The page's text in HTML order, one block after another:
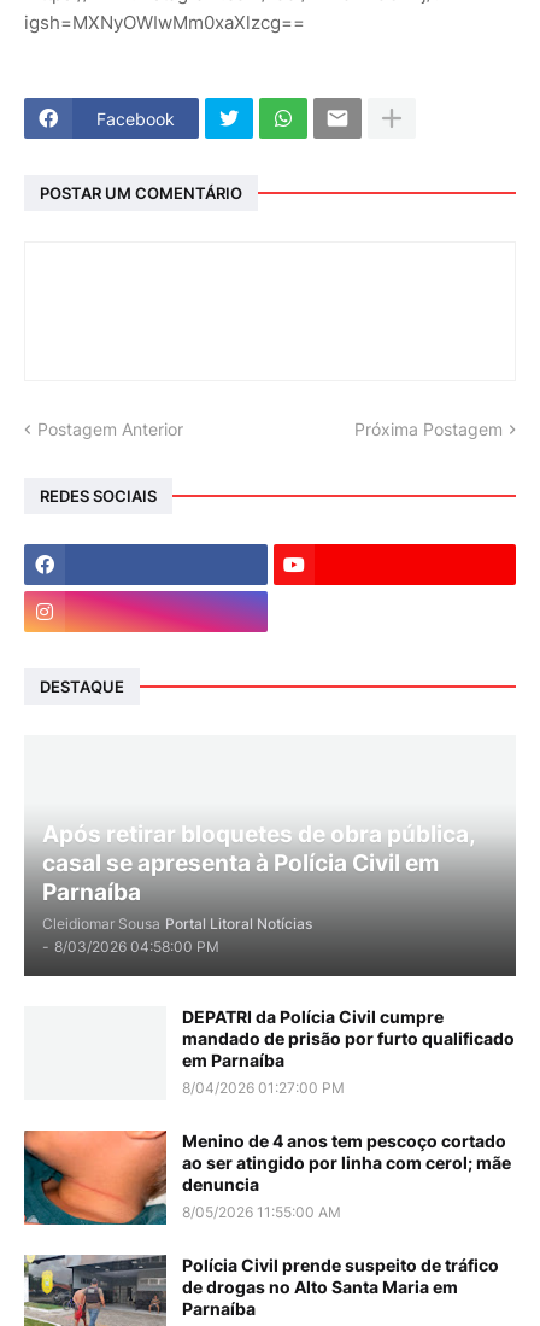
igsh=MXNyOWIwMm0xaXlzcg==
Facebook
POSTAR UM COMENTÁRIO
Postagem Anterior Próxima Postagem
REDES SOCIAIS
DESTAQUE
Após retirar bloquetes de obra pública,
casal se apresenta à Polícia Civil em
Parnaíba
Cleidiomar Sousa Portal Litoral Notícias
- 8/03/2026 04:58:00 PM
DEPATRI da Polícia Civil cumpre
mandado de prisão por furto qualificado
em Parnaíba
8/04/2026 01:27:00 PM
Menino de 4 anos tem pescoço cortado
ao ser atingido por linha com cerol; mãe
denuncia
8/05/2026 11:55:00 AM
Polícia Civil prende suspeito de tráfico
de drogas no Alto Santa Maria em
Parnaíba